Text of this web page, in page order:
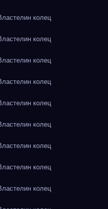
колец
колец
колец
колец
колец
колец
колец
колец
колец